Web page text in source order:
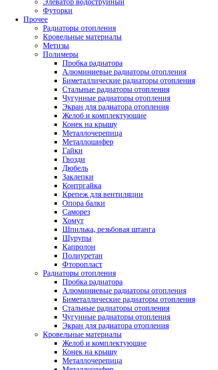
Элеватор водоструйный
Футорки
Прочее
Радиаторы отопления
Кровельные материалы
Метизы
Полимеры
Пробка радиатора
Алюминиевые радиаторы отопления
Биметаллические радиаторы отопления
Стальные радиаторы отопления
Чугунные радиаторы отопления
Экран для радиатора отопления
Желоб и комплектующие
Конек на крышу
Металлочерепица
Металлошифер
Гайки
Гвозди
Дюбель
Заклепки
Контргайка
Крепеж для вентиляции
Опора балки
Саморез
Хомут
Шпилька, резьбовая штанга
Шурупы
Капролон
Полиуретан
Фторопласт
Радиаторы отопления
Пробка радиатора
Алюминиевые радиаторы отопления
Биметаллические радиаторы отопления
Стальные радиаторы отопления
Чугунные радиаторы отопления
Экран для радиатора отопления
Кровельные материалы
Желоб и комплектующие
Конек на крышу
Металлочерепица